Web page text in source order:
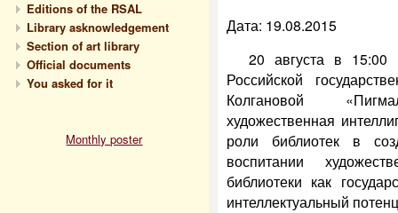
Editions of the RSAL
Library asknowledgement
Section of art library
Official documents
You asked for it
Monthly poster
Дата: 19.08.2015
20 августа в 15:00
Российской
Колгановой
художественная
роли библиотек в
воспитании
библиотеки как
интеллектуальный